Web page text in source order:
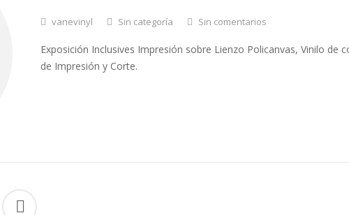
vanevinyl Sin categoría Sin comentarios
Exposición Inclusives Impresión sobre Lienzo Policanvas, Vinilo de
de Impresión y Corte.